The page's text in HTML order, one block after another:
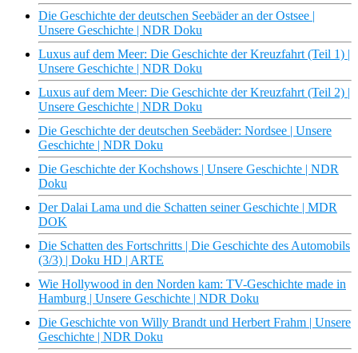
Die Geschichte der deutschen Seebäder an der Ostsee |
Unsere Geschichte | NDR Doku
Luxus auf dem Meer: Die Geschichte der Kreuzfahrt (Teil 1) |
Unsere Geschichte | NDR Doku
Luxus auf dem Meer: Die Geschichte der Kreuzfahrt (Teil 2) |
Unsere Geschichte | NDR Doku
Die Geschichte der deutschen Seebäder: Nordsee | Unsere
Geschichte | NDR Doku
Die Geschichte der Kochshows | Unsere Geschichte | NDR
Doku
Der Dalai Lama und die Schatten seiner Geschichte | MDR
DOK
Die Schatten des Fortschritts | Die Geschichte des Automobils
(3/3) | Doku HD | ARTE
Wie Hollywood in den Norden kam: TV-Geschichte made in
Hamburg | Unsere Geschichte | NDR Doku
Die Geschichte von Willy Brandt und Herbert Frahm | Unsere
Geschichte | NDR Doku